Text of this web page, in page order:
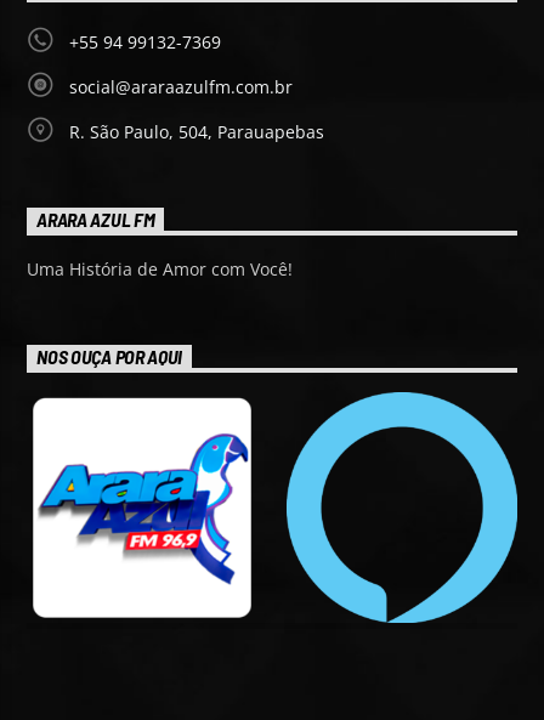
+55 94 99132-7369
social@araraazulfm.com.br
R. São Paulo, 504, Parauapebas
ARARA AZUL FM
Uma História de Amor com Você!
NOS OUÇA POR AQUI